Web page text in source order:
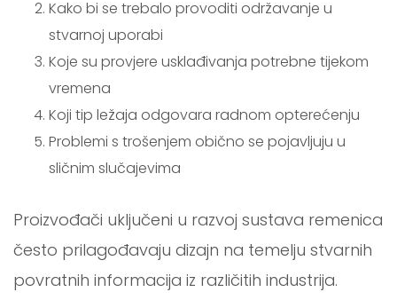
Kako bi se trebalo provoditi održavanje u
stvarnoj uporabi
Koje su provjere usklađivanja potrebne tijekom
vremena
Koji tip ležaja odgovara radnom opterećenju
Problemi s trošenjem obično se pojavljuju u
sličnim slučajevima
Proizvođači uključeni u razvoj sustava remenica
često prilagođavaju dizajn na temelju stvarnih
povratnih informacija iz različitih industrija.